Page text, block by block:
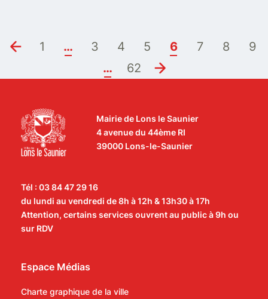
1 … 3 4 5 6 7 8
9
…
62
Mairie de Lons le Saunier
4 avenue du 44ème RI
39000 Lons-le-Saunier
Tél : 03 84 47 29 16
du lundi au vendredi de 8h à 12h & 13h30 à 17h
Attention, certains services ouvrent au public à 9h ou
sur RDV
Espace Médias
Charte graphique de la ville